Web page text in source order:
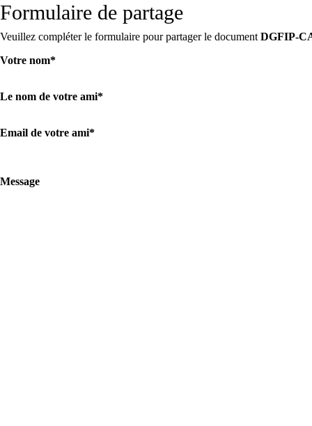
Formulaire de partage
Veuillez compléter le formulaire pour partager le document DGFIP-
Votre nom*
Le nom de votre ami*
Email de votre ami*
Message